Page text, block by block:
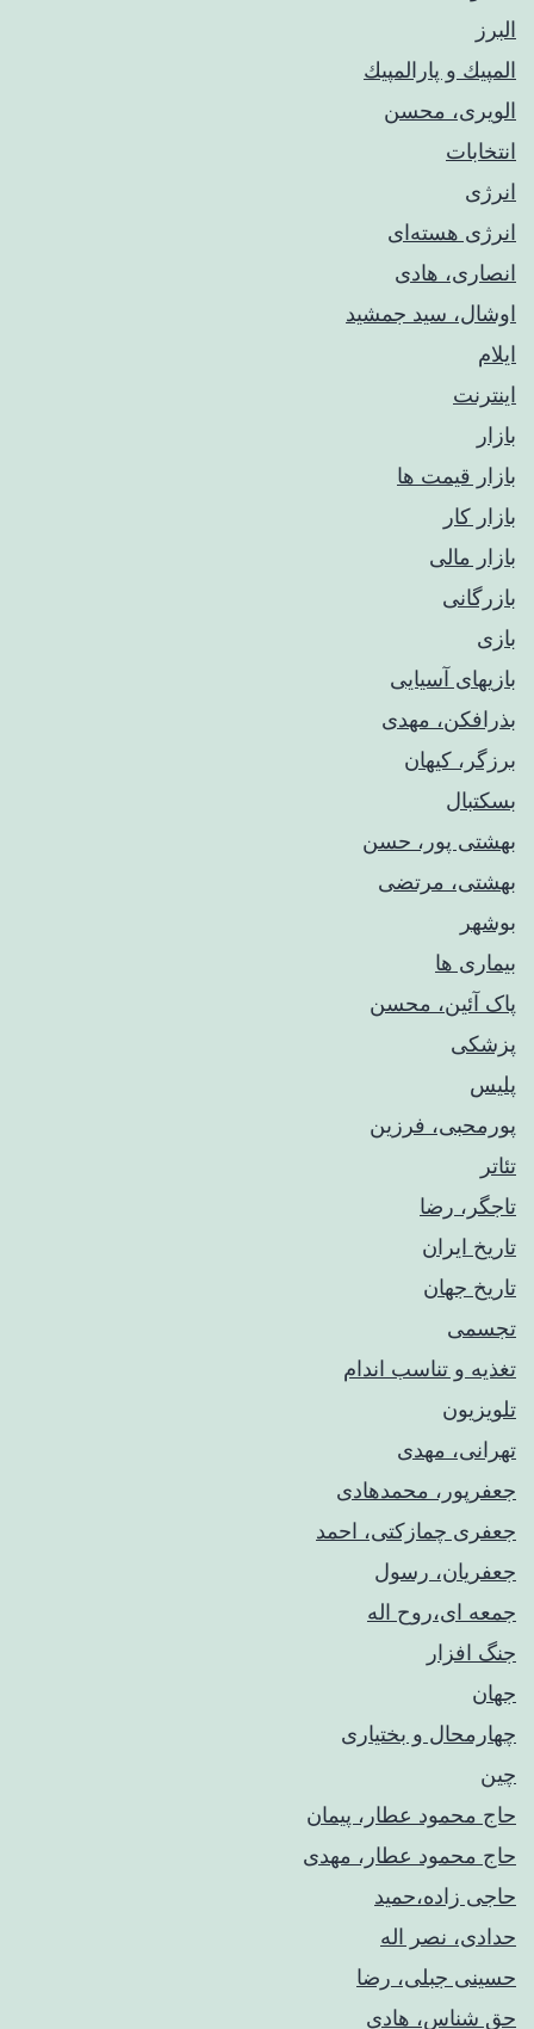
البرز
المپيك و پارالمپيك
الویری، محسن
انتخابات
انرژی
انرژی هسته‌ای
انصاری، هادی
اوشال، سید جمشید
ایلام
اینترنت
بازار
بازار قیمت ها
بازار کار
بازار مالی
بازرگانی
بازی
بازیهای آسیایی
بذرافکن، مهدی
برزگر، کیهان
بسکتبال
بهشتی پور، حسن
بهشتی، مرتضی
بوشهر
بیماری ها
پاک آئین، محسن
پزشکی
پلیس
پورمحبی، فرزین
تئاتر
تاجگر، رضا
تاریخ ایران
تاریخ جهان
تجسمی
تغذیه و تناسب اندام
تلویزیون
تهرانی، مهدی
جعفرپور، محمدهادی
جعفری چمازکتی، احمد
جعفریان، رسول
جمعه ای،روح اله
جنگ افزار
جهان
چهارمحال و بختیاری
چین
حاج محمود عطار، پیمان
حاج محمود عطار، مهدی
حاجی زاده،حمید
حدادی، نصر اله
حسینی جبلی، رضا
حق شناس، هادی